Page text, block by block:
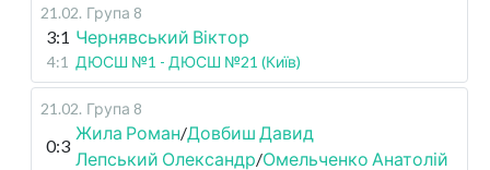
21.02. Група 8
3:1 Чернявський Віктор
4:1 ДЮСШ №1 - ДЮСШ №21 (Київ)
21.02. Група 8
0:3
Жила Роман/Довбиш Давид
Лепський Олександр/Омельченко Анатолій